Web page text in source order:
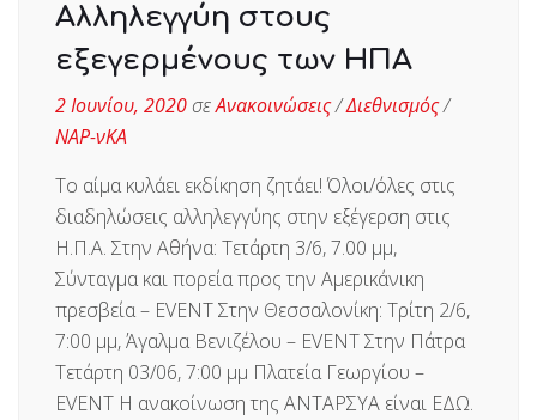
Αλληλεγγύη στους
εξεγερμένους των ΗΠΑ
2 Ιουνίου, 2020σεΑνακοινώσεις/Διεθνισμός/
ΝΑΡ-νΚΑ
Το αίμα κυλάει εκδίκηση ζητάει! Όλοι/όλες στις
διαδηλώσεις αλληλεγγύης στην εξέγερση στις
Η.Π.Α. Στην Αθήνα: Τετάρτη 3/6, 7.00 μμ,
Σύνταγμα και πορεία προς την Αμερικάνικη
πρεσβεία – EVENT Στην Θεσσαλονίκη: Τρίτη 2/6,
7:00 μμ, Άγαλμα Βενιζέλου – EVENT Στην Πάτρα
Τετάρτη 03/06, 7:00 μμ Πλατεία Γεωργίου –
EVENT Η ανακοίνωση της ΑΝΤΑΡΣΥΑ είναι ΕΔΩ.